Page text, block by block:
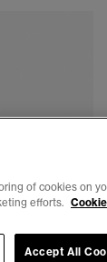
of cookies on
efforts.
Accept All